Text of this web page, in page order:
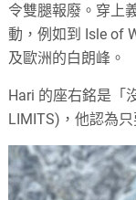
令雙腿報廢。穿上
動，例如到 Isle of
及歐洲的白朗峰。
Hari 的座右銘是「
LIMITS)，他認為